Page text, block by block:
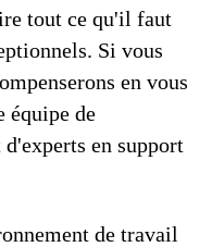
tout ce qu'il faut
Si vous
en vous
équipe de
en support
de travail